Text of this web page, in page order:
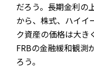
だろう。長期金利の
から、株式、ハイイ
ク資産の価格は大き
FRBの金融緩和観測
ろう。